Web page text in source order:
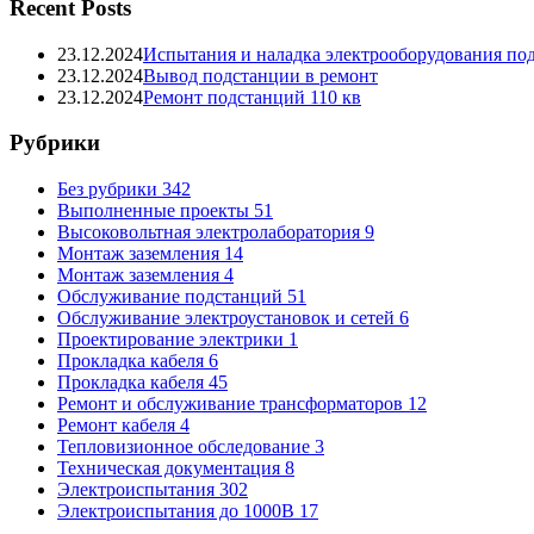
Recent Posts
23.12.2024Испытания и наладка электрооборудования
23.12.2024Вывод подстанции в ремонт
23.12.2024Ремонт подстанций 110 кв
Рубрики
Без рубрики 342
Выполненные проекты 51
Высоковольтная электролаборатория 9
Монтаж заземления 14
Монтаж заземления 4
Обслуживание подстанций 51
Обслуживание электроустановок и сетей 6
Проектирование электрики 1
Прокладка кабеля 6
Прокладка кабеля 45
Ремонт и обслуживание трансформаторов 12
Ремонт кабеля 4
Тепловизионное обследование 3
Техническая документация 8
Электроиспытания 302
Электроиспытания до 1000В 17